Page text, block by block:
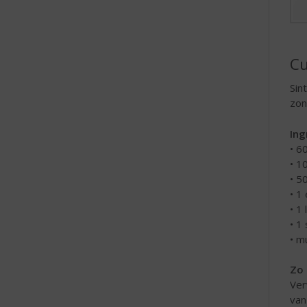
•
•
•
• 1
• 1
• 1
•
Zo